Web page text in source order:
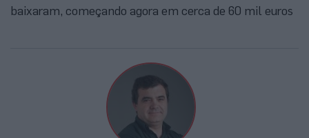
baixaram, começando agora em cerca de 60 mil euros